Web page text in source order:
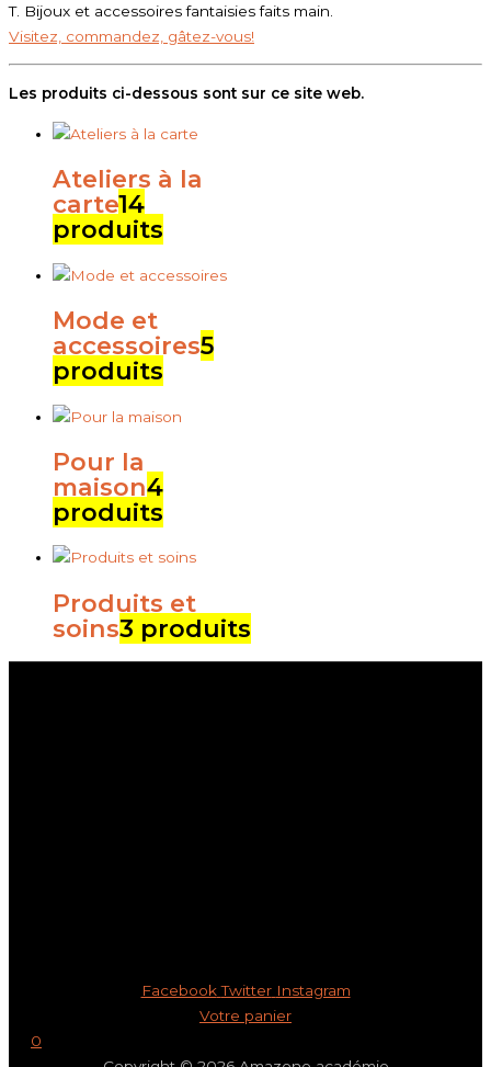
T. Bijoux et accessoires fantaisies faits main.
Visitez, commandez, gâtez-vous!
Les produits ci-dessous sont sur ce site web.
Ateliers à la
carte14
produits
Mode et
accessoires5
produits
Pour la
maison4
produits
Produits et
soins3 produits
Facebook Twitter Instagram
Votre panier
0